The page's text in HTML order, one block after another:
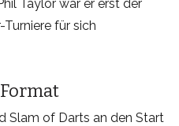
Taylor war er erst der
für sich
Slam of Darts an den Start